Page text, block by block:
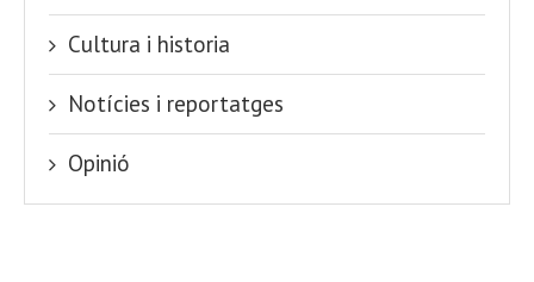
Cultura i historia
Notícies i reportatges
Opinió